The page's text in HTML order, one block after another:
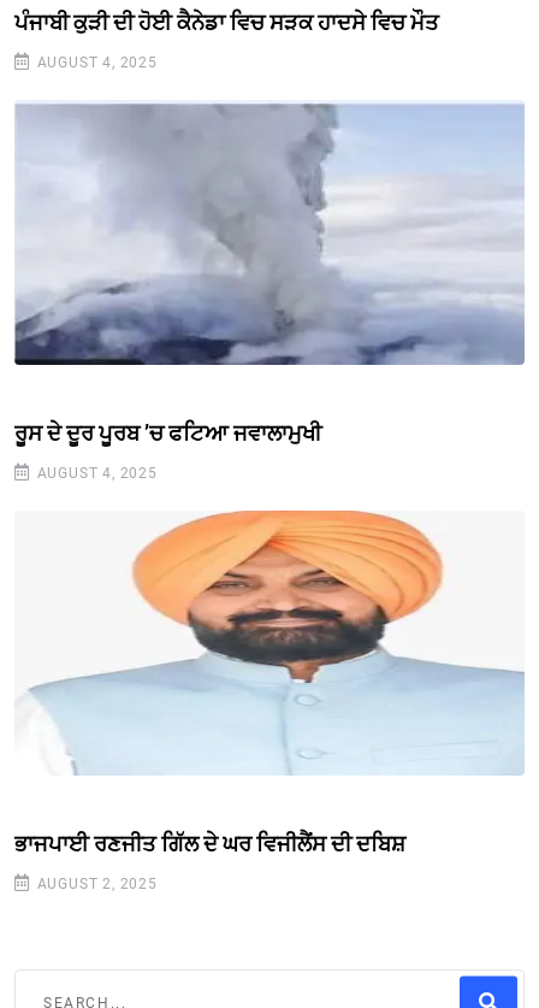
ਪੰਜਾਬੀ ਕੁੜੀ ਦੀ ਹੋਈ ਕੈਨੇਡਾ ਵਿਚ ਸੜਕ ਹਾਦਸੇ ਵਿਚ ਮੌਤ
AUGUST 4, 2025
ਰੂਸ ਦੇ ਦੂਰ ਪੂਰਬ ’ਚ ਫਟਿਆ ਜਵਾਲਾਮੁਖੀ
AUGUST 4, 2025
ਭਾਜਪਾਈ ਰਣਜੀਤ ਗਿੱਲ ਦੇ ਘਰ ਵਿਜੀਲੈਂਸ ਦੀ ਦਬਿਸ਼
AUGUST 2, 2025